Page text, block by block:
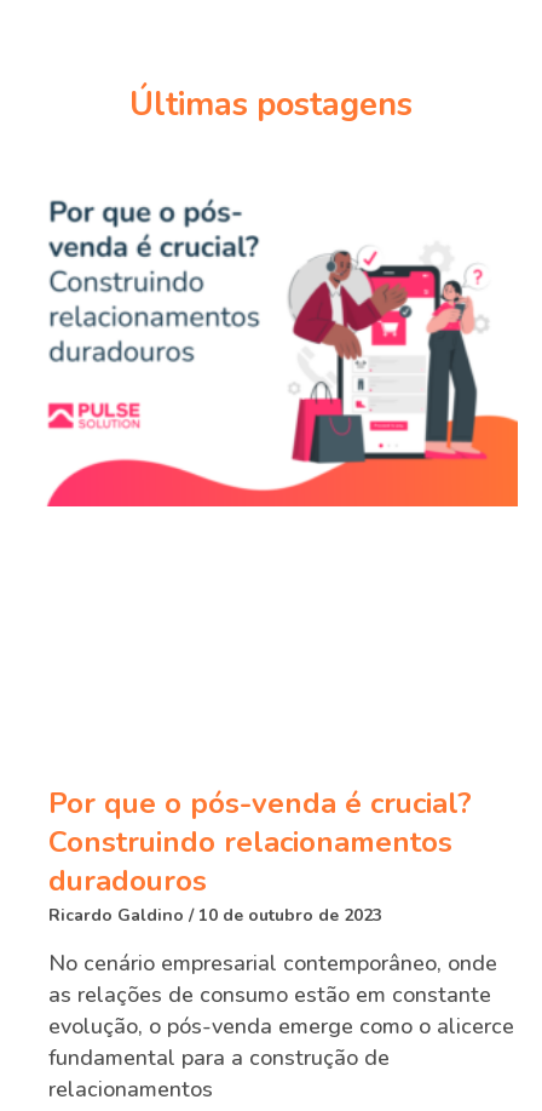
Últimas postagens
Por que o pós-venda é crucial?
Construindo relacionamentos
duradouros
Ricardo Galdino 10 de outubro de 2023
No cenário empresarial contemporâneo, onde
as relações de consumo estão em constante
evolução, o pós-venda emerge como o alicerce
fundamental para a construção de
relacionamentos